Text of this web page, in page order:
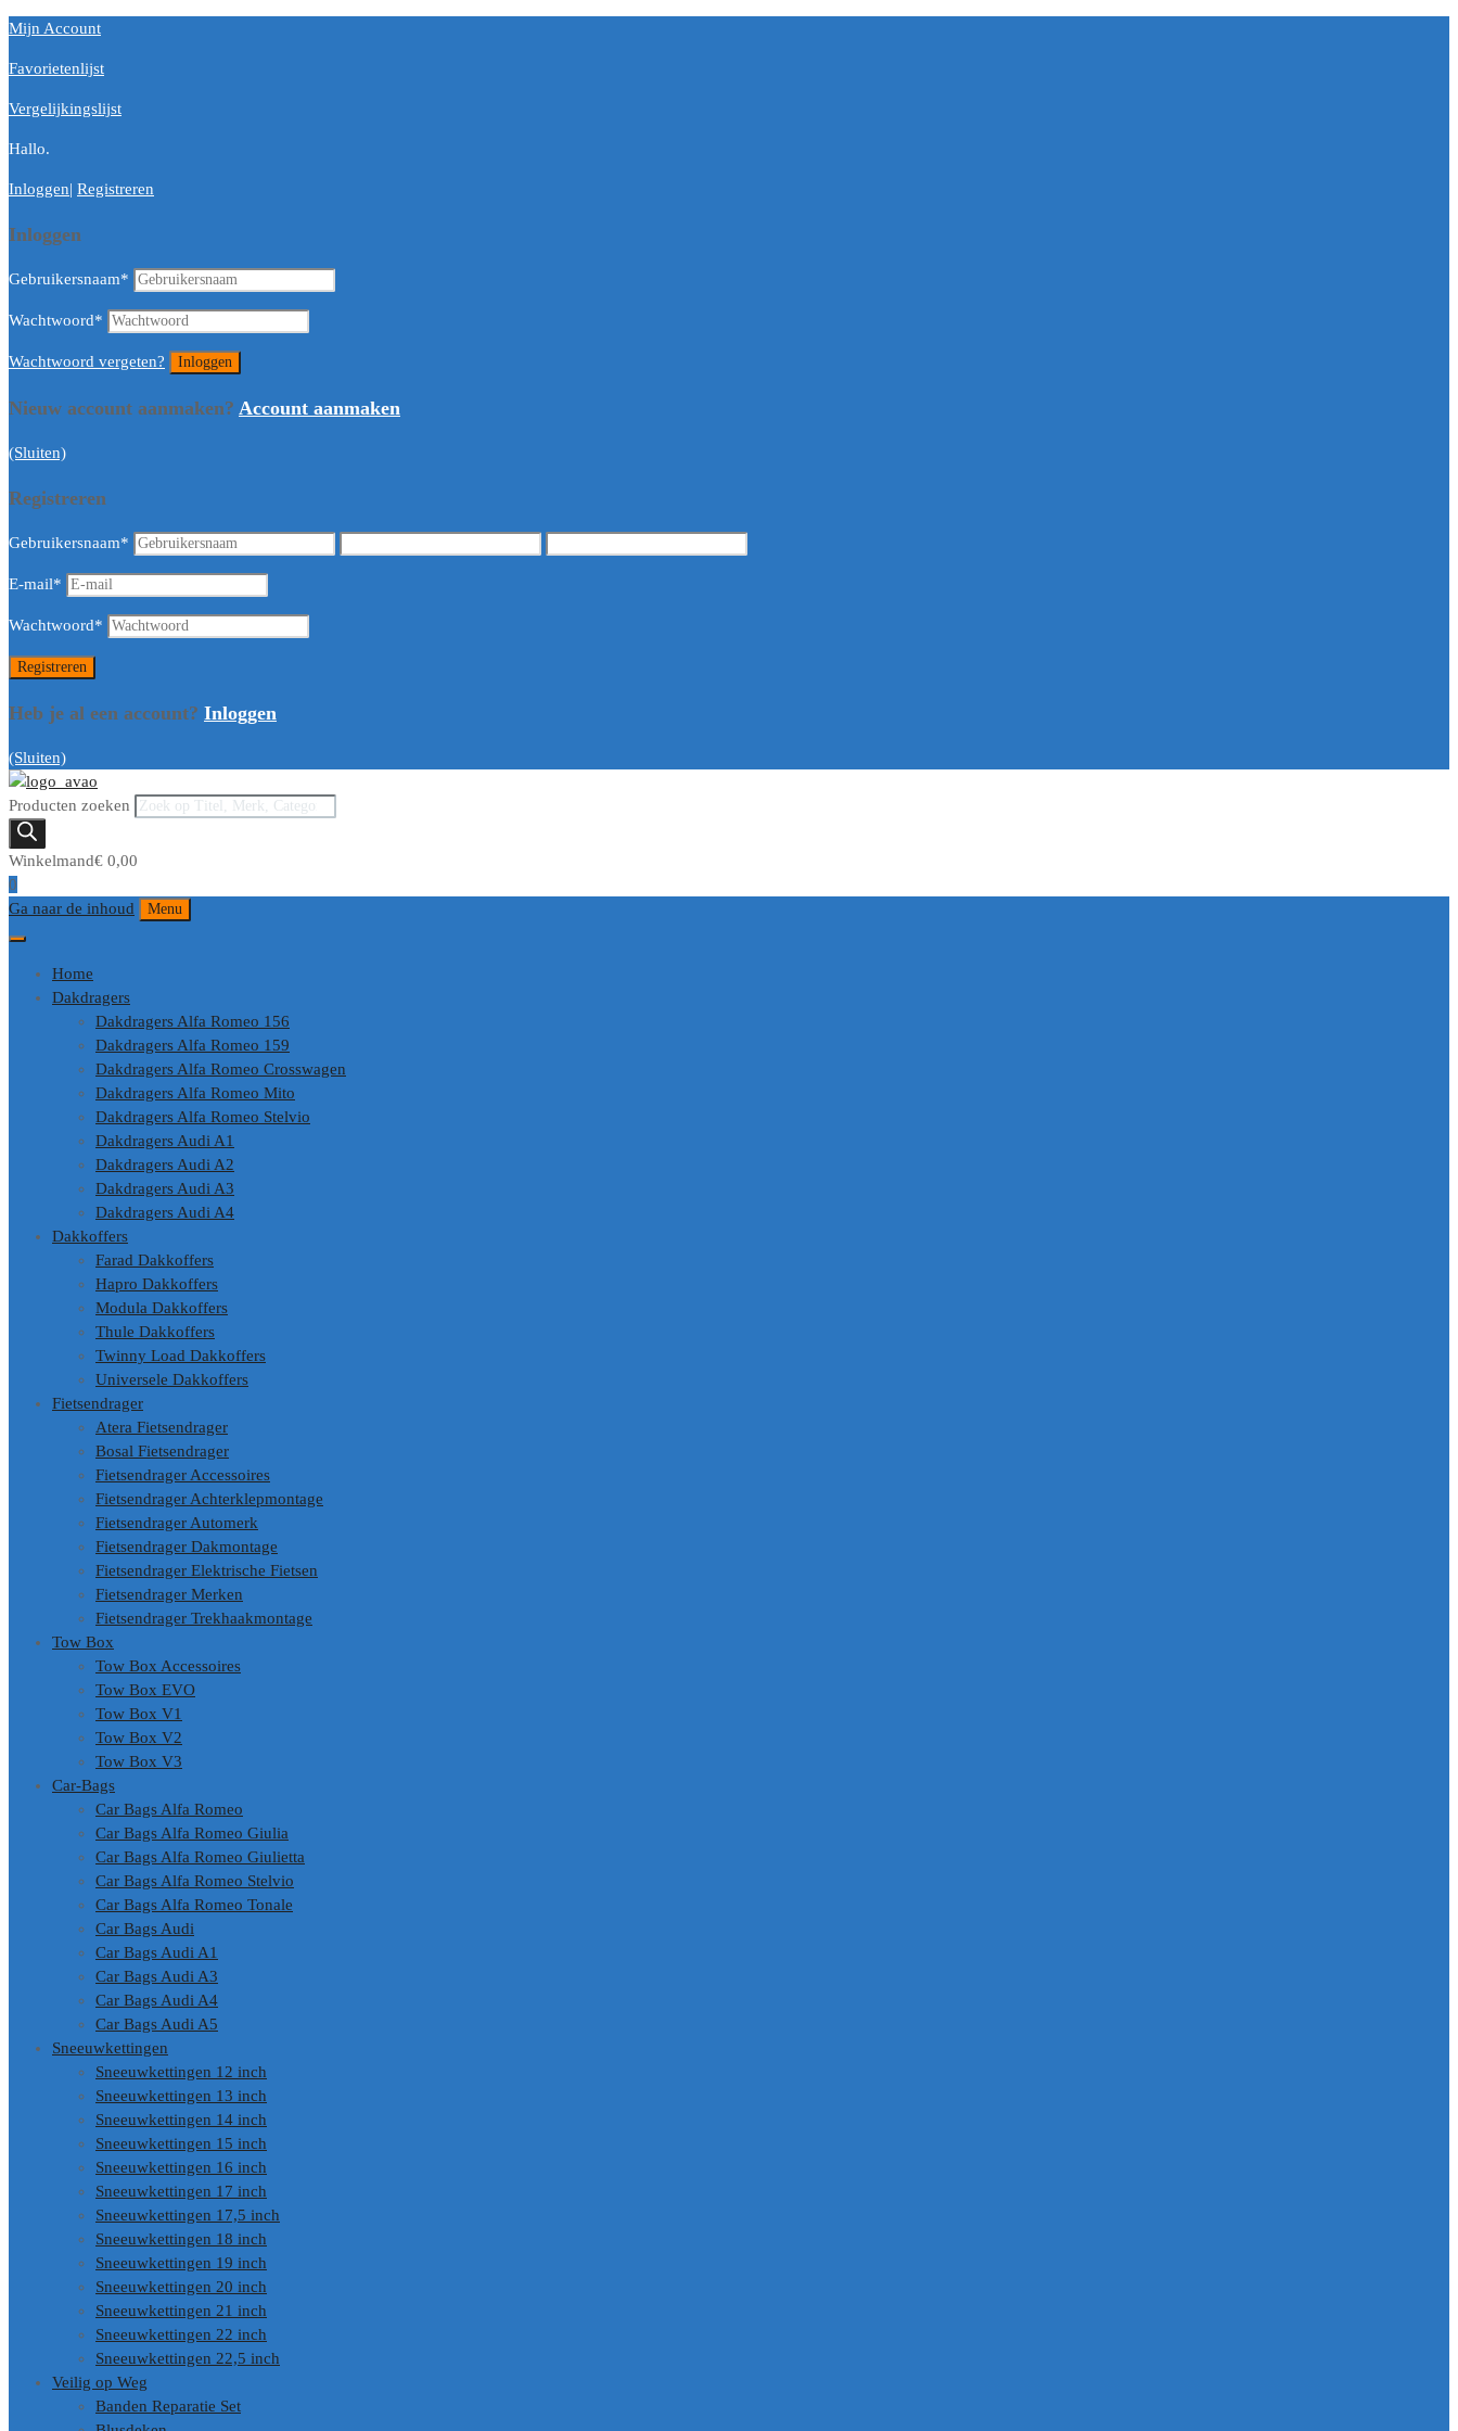
Mijn Account
Favorietenlijst
Vergelijkingslijst
Hallo.
Inloggen| Registreren
Inloggen
Gebruikersnaam*
Wachtwoord*
Wachtwoord vergeten?
Nieuw account aanmaken? Account aanmaken
(Sluiten)
Registreren
Gebruikersnaam*
E-mail*
Wachtwoord*
Heb je al een account? Inloggen
(Sluiten)
Producten zoeken
Winkelmand€ 0,00
0
Ga naar de inhoud
Menu
Home
Dakdragers
Dakdragers Alfa Romeo 156
Dakdragers Alfa Romeo 159
Dakdragers Alfa Romeo Crosswagen
Dakdragers Alfa Romeo Mito
Dakdragers Alfa Romeo Stelvio
Dakdragers Audi A1
Dakdragers Audi A2
Dakdragers Audi A3
Dakdragers Audi A4
Dakkoffers
Farad Dakkoffers
Hapro Dakkoffers
Modula Dakkoffers
Thule Dakkoffers
Twinny Load Dakkoffers
Universele Dakkoffers
Fietsendrager
Atera Fietsendrager
Bosal Fietsendrager
Fietsendrager Accessoires
Fietsendrager Achterklepmontage
Fietsendrager Automerk
Fietsendrager Dakmontage
Fietsendrager Elektrische Fietsen
Fietsendrager Merken
Fietsendrager Trekhaakmontage
Tow Box
Tow Box Accessoires
Tow Box EVO
Tow Box V1
Tow Box V2
Tow Box V3
Car-Bags
Car Bags Alfa Romeo
Car Bags Alfa Romeo Giulia
Car Bags Alfa Romeo Giulietta
Car Bags Alfa Romeo Stelvio
Car Bags Alfa Romeo Tonale
Car Bags Audi
Car Bags Audi A1
Car Bags Audi A3
Car Bags Audi A4
Car Bags Audi A5
Sneeuwkettingen
Sneeuwkettingen 12 inch
Sneeuwkettingen 13 inch
Sneeuwkettingen 14 inch
Sneeuwkettingen 15 inch
Sneeuwkettingen 16 inch
Sneeuwkettingen 17 inch
Sneeuwkettingen 17,5 inch
Sneeuwkettingen 18 inch
Sneeuwkettingen 19 inch
Sneeuwkettingen 20 inch
Sneeuwkettingen 21 inch
Sneeuwkettingen 22 inch
Sneeuwkettingen 22,5 inch
Veilig op Weg
Banden Reparatie Set